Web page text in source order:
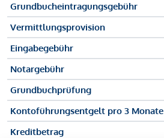
Grundbucheintragungsgebühr
Vermittlungsprovision
Eingabegebühr
Notargebühr
Grundbuchprüfung
Kontoführungsentgelt pro 3 Monate
Kreditbetrag